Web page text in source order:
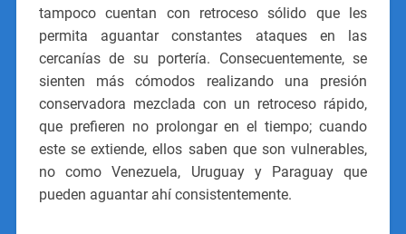
tampoco cuentan con retroceso sólido que les
permita aguantar constantes ataques en las
cercanías de su portería. Consecuentemente, se
sienten más cómodos realizando una presión
conservadora mezclada con un retroceso rápido,
que prefieren no prolongar en el tiempo; cuando
este se extiende, ellos saben que son vulnerables,
no como Venezuela, Uruguay y Paraguay que
pueden aguantar ahí consistentemente.